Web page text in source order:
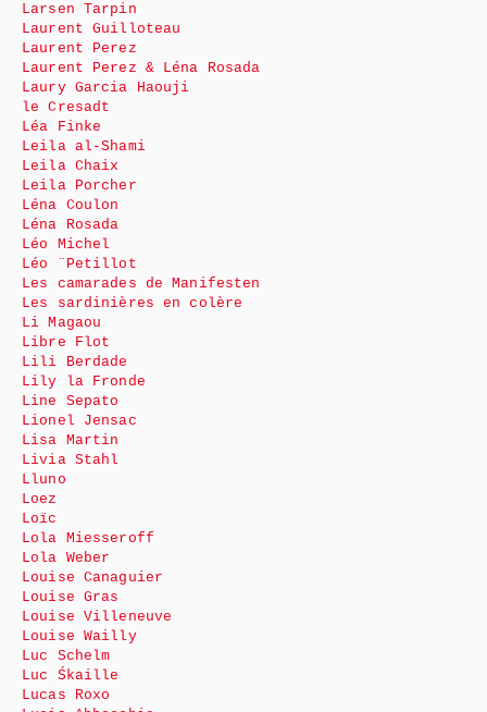
Larsen Tarpin
Laurent Guilloteau
Laurent Perez
Laurent Perez & Léna Rosada
Laury Garcia Haouji
le Cresadt
Léa Finke
Leila al-Shami
Leila Chaix
Leila Porcher
Léna Coulon
Léna Rosada
Léo Michel
Léo ¨Petillot
Les camarades de Manifesten
Les sardinières en colère
Li Magaou
Libre Flot
Lili Berdade
Lily la Fronde
Line Sepato
Lionel Jensac
Lisa Martin
Livia Stahl
Lluno
Loez
Loïc
Lola Miesseroff
Lola Weber
Louise Canaguier
Louise Gras
Louise Villeneuve
Louise Wailly
Luc Schelm
Luc Śkaille
Lucas Roxo